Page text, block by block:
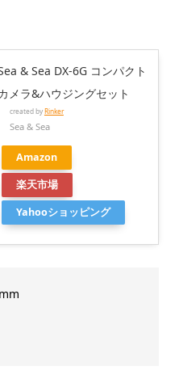
& Sea DX-6G コンパクト
メラ&ハウジングセット
created byRinker
Sea & Sea
Amazon
楽天市場
Yahooショッピング